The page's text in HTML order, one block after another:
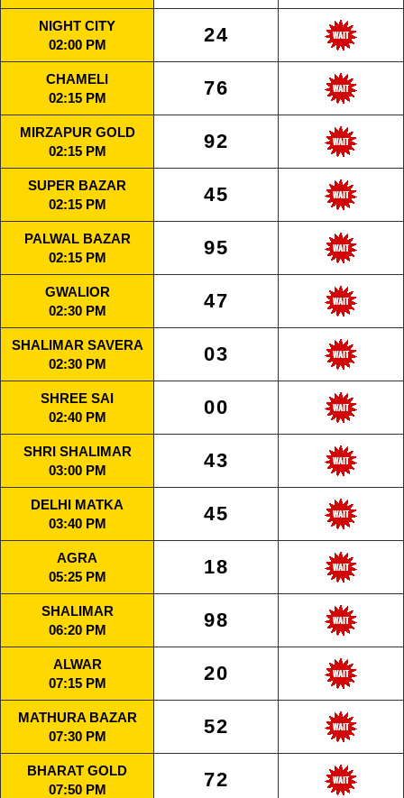
NIGHT CITY
02:00 PM
24
CHAMELI
02:15 PM
76
MIRZAPUR GOLD
02:15 PM
92
SUPER BAZAR
02:15 PM
45
PALWAL BAZAR
02:15 PM
95
GWALIOR
02:30 PM
47
SHALIMAR SAVERA
02:30 PM
03
SHREE SAI
02:40 PM
00
SHRI SHALIMAR
03:00 PM
43
DELHI MATKA
03:40 PM
45
AGRA
05:25 PM
18
SHALIMAR
06:20 PM
98
ALWAR
07:15 PM
20
MATHURA BAZAR
07:30 PM
52
BHARAT GOLD
07:50 PM
72